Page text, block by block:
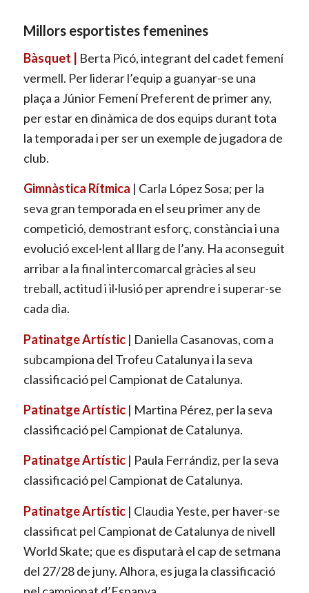
Millors esportistes femenines
Bàsquet |
Berta Picó, integrant del cadet femení
vermell. Per liderar l’equip a guanyar-se una
plaça a Júnior Femení Preferent de primer any,
per estar en dinàmica de dos equips durant tota
la temporada i per ser un exemple de jugadora de
club.
Gimnàstica Rítmica | Carla López Sosa; per la
seva gran temporada en el seu primer any de
competició, demostrant esforç, constància i una
evolució excel·lent al llarg de l’any. Ha aconseguit
arribar a la final intercomarcal gràcies al seu
treball, actitud i il·lusió per aprendre i superar-se
cada dia.
Patinatge Artístic| Daniella Casanovas, com a
subcampiona del Trofeu Catalunya i la seva
classificació pel Campionat de Catalunya.
Patinatge Artístic| Martina Pérez, per la seva
classificació pel Campionat de Catalunya.
Patinatge Artístic| Paula Ferrándiz, per la seva
classificació pel Campionat de Catalunya.
Patinatge Artístic| Claudia Yeste, per haver-se
classificat pel Campionat de Catalunya de nivell
World Skate; que es disputarà el cap de setmana
del 27/28 de juny. Alhora, es juga la classificació